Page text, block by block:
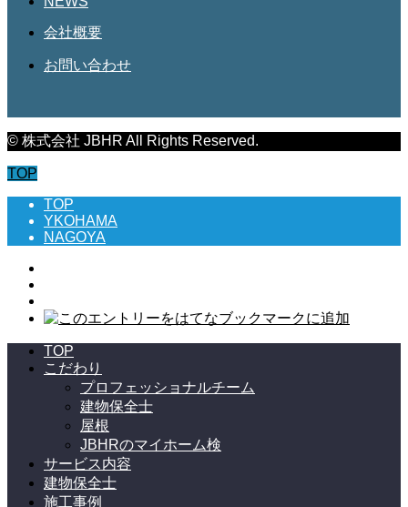
会社概要
お問い合わせ
© 株式会社 JBHR All Rights Reserved.
TOP
TOP
YKOHAMA
NAGOYA
TOP
こだわり
プロフェッショナルチーム
建物保全士
屋根
JBHRのマイホーム検
サービス内容
建物保全士
施工事例